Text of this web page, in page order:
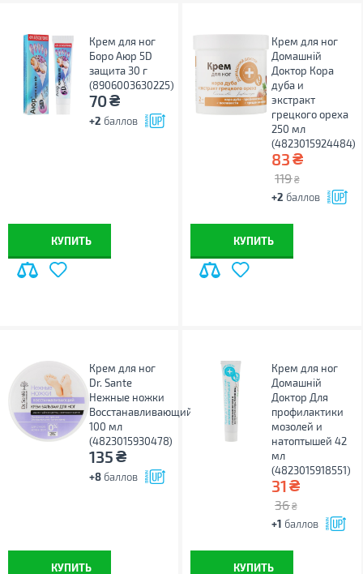
Крем для ног
Боро Аюр 5D
защита 30 г
(8906003630225)
70₴
+2 баллов
КУПИТЬ
Крем для ног
Домашній
Доктор Кора
дуба и
экстракт
грецкого ореха
250 мл
(4823015924484)
83₴
119 ₴
+2 баллов
КУПИТЬ
Крем для ног
Dr. Sante
Нежные ножки
Восстанавливающий
100 мл
(4823015930478)
135₴
+8 баллов
КУПИТЬ
Крем для ног
Домашній
Доктор Для
профилактики
мозолей и
натоптышей 42
мл
(4823015918551)
31₴
36 ₴
+1 баллов
КУПИТЬ